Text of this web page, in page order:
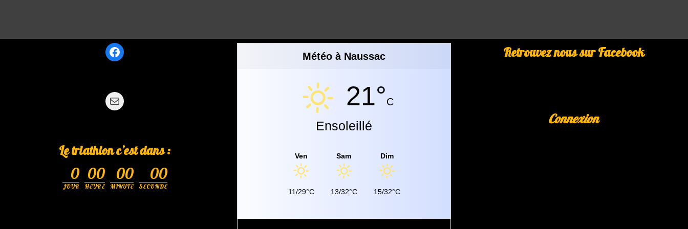
Le triathlon c’est dans :
0
JOUR
00
HEURE
00
MINUTE
00
SECONDE
Météo à Naussac
21°C
Ensoleillé
Ven
11/29°C
Sam
13/32°C
Dim
15/32°C
Retrouvez nous sur Facebook
Connexion